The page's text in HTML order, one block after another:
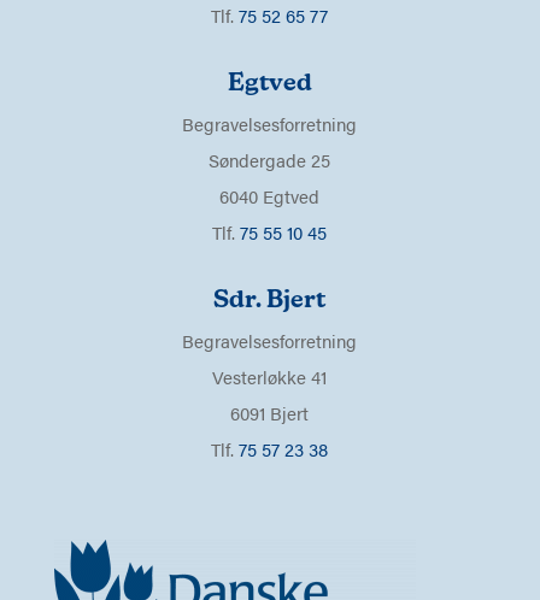
Tlf.75 52 65 77
Egtved
Begravelsesforretning
Søndergade 25
6040 Egtved
Tlf.75 55 10 45
Sdr. Bjert
Begravelsesforretning
Vesterløkke 41
6091 Bjert
Tlf.75 57 23 38